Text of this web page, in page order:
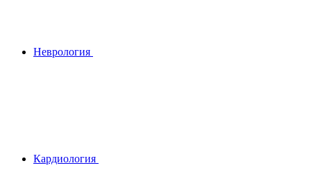
Неврология
Кардиология